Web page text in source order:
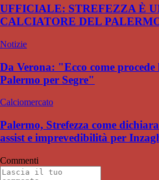
UFFICIALE: STREFEZZA È
CALCIATORE DEL
Notizie
Da Verona: "Ecco come
Palermo per Segre"
Calciomercato
Palermo, Strefezza come
assist e imprevedibilità per
Commenti